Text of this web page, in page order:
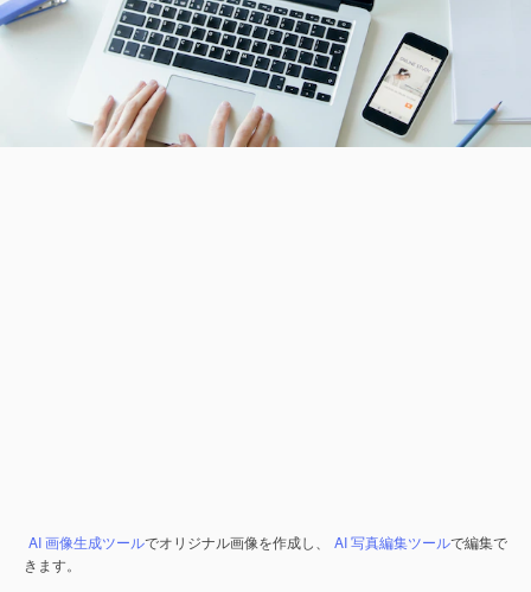
AI 画像生成ツールでオリジナル画像を作成し、 AI 写真編集ツールで編集で
きます。